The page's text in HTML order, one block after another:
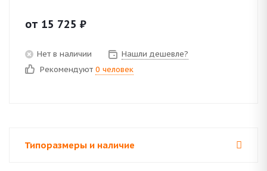
от 15 725 ₽
Нет в наличии
Нашли дешевле?
Рекомендуют 0 человек
Типоразмеры и наличие